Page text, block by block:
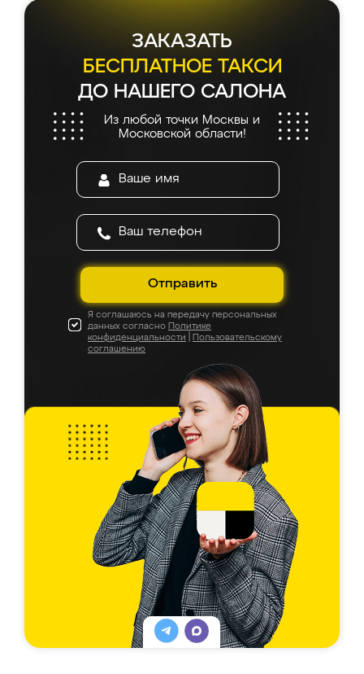
ЗАКАЗАТЬ
БЕСПЛАТНОЕ ТАКСИ
ДО НАШЕГО САЛОНА
Из любой точки Москвы и
Московской области!
Отправить
Я соглашаюсь на передачу персональных
данных согласно Политике
конфиденциальности
Пользовательскому
соглашению